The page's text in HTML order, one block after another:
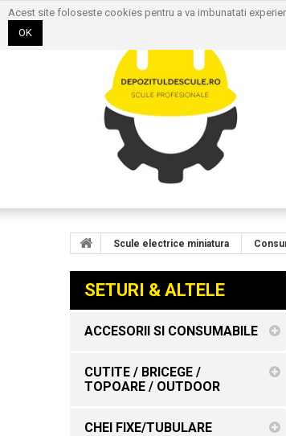
Scule electrice miniatura
SETURI & ALTELE
ACCESORII SI CONSUMABILE
CUTITE / BRICEGE /
TOPOARE / OUTDOOR
CHEI FIXE/TUBULARE
Acest site foloseste cookies pentru a va imbunatati
OK